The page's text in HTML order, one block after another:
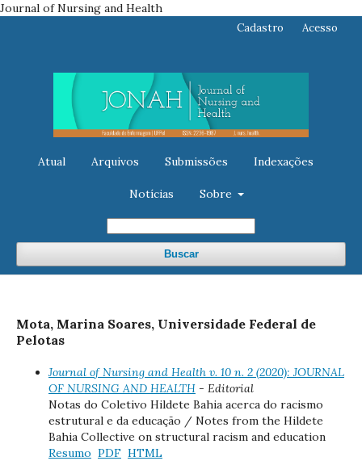
Journal of Nursing and Health
Atual Arquivos Submissões Indexações
Notícias Sobre
Buscar
Cadastro Acesso
Mota, Marina Soares, Universidade Federal de
Pelotas
Journal of Nursing and Health v. 10 n. 2 (2020): JOURNAL
OF NURSING AND HEALTH - Editorial
Notas do Coletivo Hildete Bahia acerca do racismo
estrutural e da educação / Notes from the Hildete
Bahia Collective on structural racism and education
Resumo PDF HTML